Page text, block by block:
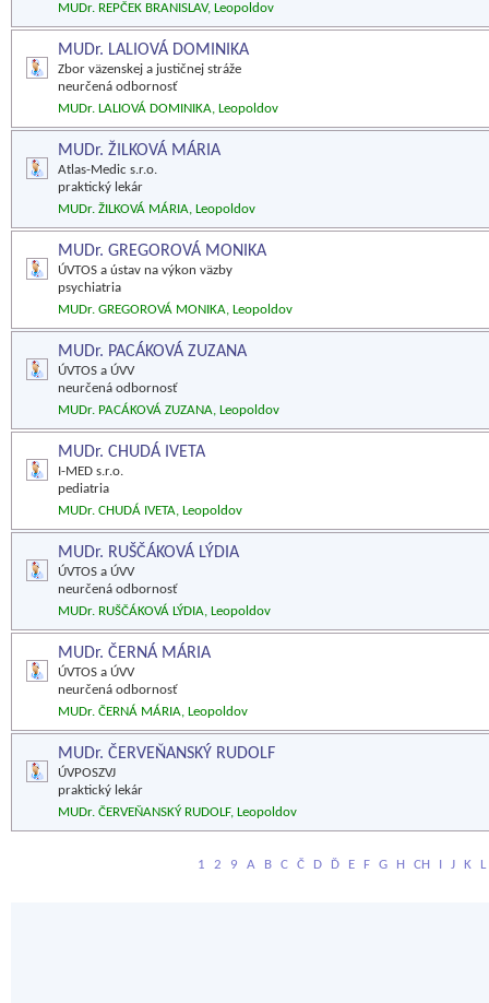
MUDr. REPČEK BRANISLAV, Leopoldov
MUDr. LALIOVÁ DOMINIKA
Zbor väzenskej a justičnej stráže
neurčená odbornosť
MUDr. LALIOVÁ DOMINIKA, Leopoldov
MUDr. ŽILKOVÁ MÁRIA
Atlas-Medic s.r.o.
praktický lekár
MUDr. ŽILKOVÁ MÁRIA, Leopoldov
MUDr. GREGOROVÁ MONIKA
ÚVTOS a ústav na výkon väzby
psychiatria
MUDr. GREGOROVÁ MONIKA, Leopoldov
MUDr. PACÁKOVÁ ZUZANA
ÚVTOS a ÚVV
neurčená odbornosť
MUDr. PACÁKOVÁ ZUZANA, Leopoldov
MUDr. CHUDÁ IVETA
I-MED s.r.o.
pediatria
MUDr. CHUDÁ IVETA, Leopoldov
MUDr. RUŠČÁKOVÁ LÝDIA
ÚVTOS a ÚVV
neurčená odbornosť
MUDr. RUŠČÁKOVÁ LÝDIA, Leopoldov
MUDr. ČERNÁ MÁRIA
ÚVTOS a ÚVV
neurčená odbornosť
MUDr. ČERNÁ MÁRIA, Leopoldov
MUDr. ČERVEŇANSKÝ RUDOLF
ÚVPOSZVJ
praktický lekár
MUDr. ČERVEŇANSKÝ RUDOLF, Leopoldov
1 2 9 A B C Č D Ď E F G H CH I J K L